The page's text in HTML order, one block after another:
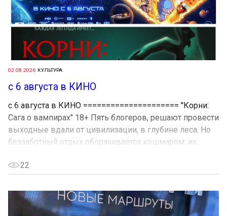
02.08.2026 КУЛЬТУРА
с 6 августа в КИНО
с 6 августа в КИНО ===================== "Корни:
Сага о вампирах" 18+ Пять блогеров, решают провести
выходные вдали от цивилизации, в глубине леса. Но
беззаботный отдых оборачивается кошмаром: их...
22